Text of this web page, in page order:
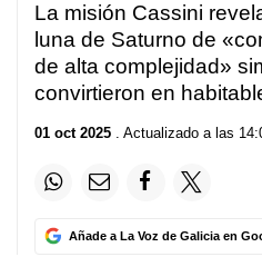
La misión Cassini
luna de Saturno de
de alta complejidad»
convirtieron en
01 oct 2025 . Actualizado a las
Añade a La Voz de Galicia en